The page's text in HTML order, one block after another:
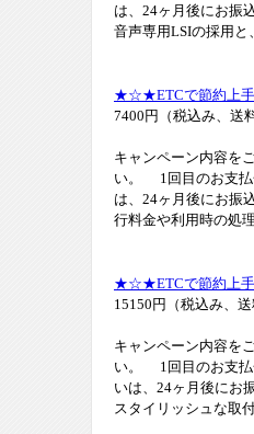
は、24ヶ月後にお振
音声専用LSIの採用
★☆★ETCで節約上手
7400円（税込み、送
キャンペーン内容を
い。 1回目のお支払
は、24ヶ月後にお振
行料金や利用時の処
★☆★ETCで節約上手
15150円（税込み、
キャンペーン内容を
い。 1回目のお支払
いは、24ヶ月後にお
スタイリッシュな取